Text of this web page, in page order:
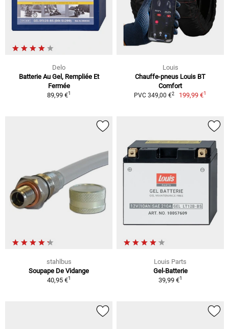
Delo
Batterie Au Gel, Rempliée Et
Fermée
89,99 €1
Louis
Chauffe-pneus Louis BT
Comfort
PVC 349,00 €2 199,99 €1
stahlbus
Soupape De Vidange
40,95 €1
Louis Parts
Gel-Batterie
39,99 €1